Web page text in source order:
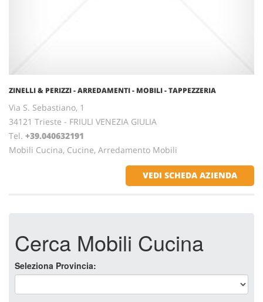
ZINELLI & PERIZZI - ARREDAMENTI - MOBILI - TAPPEZZERIA
Via S. Sebastiano, 1
34121 Trieste - FRIULI VENEZIA GIULIA
Tel. +39.040632191
Mobili Cucina, Cucine, Arredamento Mobili
VEDI SCHEDA AZIENDA
Cerca Mobili Cucina
Seleziona Provincia: